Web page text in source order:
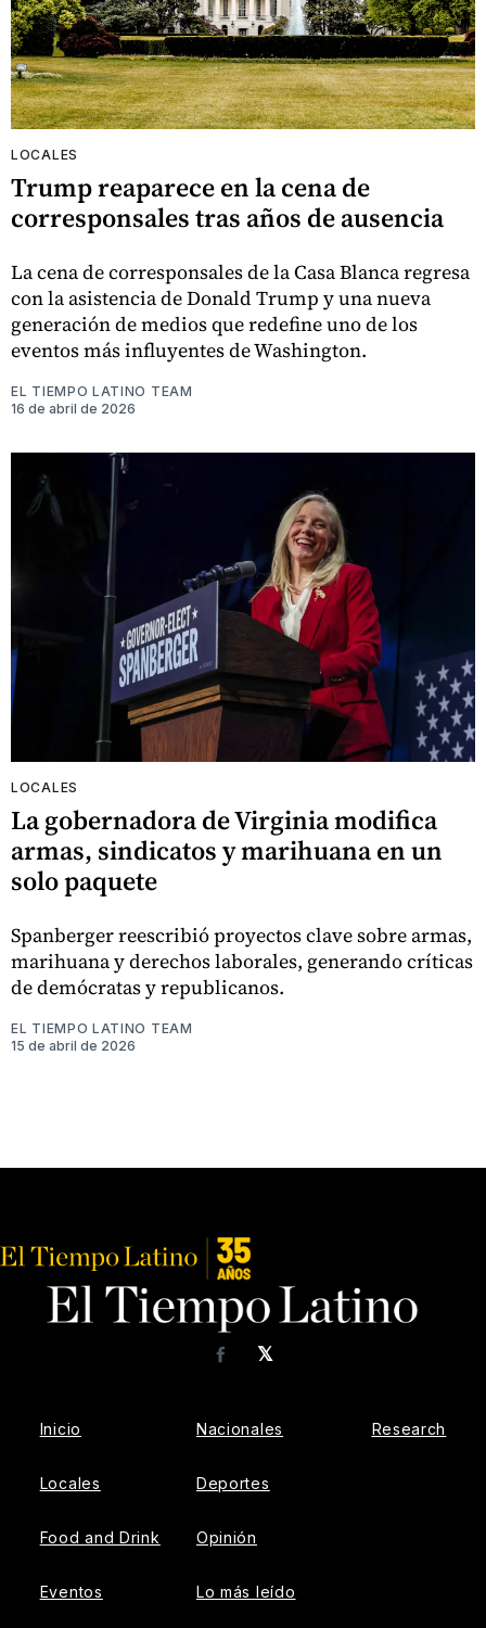
LOCALES
Trump reaparece en la cena de
corresponsales tras años de ausencia
La cena de corresponsales de la Casa Blanca regresa
con la asistencia de Donald Trump y una nueva
generación de medios que redefine uno de los
eventos más influyentes de Washington.
EL TIEMPO LATINO TEAM
16 de abril de 2026
LOCALES
La gobernadora de Virginia modifica
armas, sindicatos y marihuana en un
solo paquete
Spanberger reescribió proyectos clave sobre armas,
marihuana y derechos laborales, generando críticas
de demócratas y republicanos.
EL TIEMPO LATINO TEAM
15 de abril de 2026
𝕏
Facebook
Inicio
Locales
Food and Drink
Eventos
Nacionales
Deportes
Opinión
Lo más leído
Research